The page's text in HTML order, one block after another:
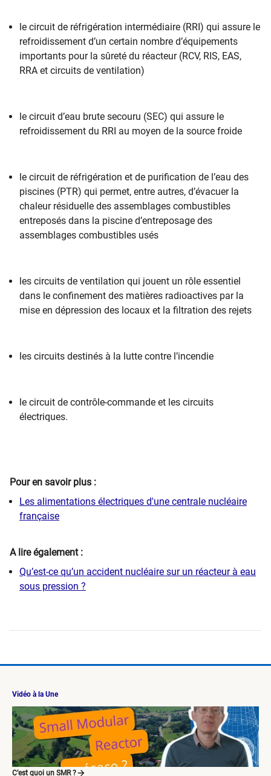
le circuit de réfrigération intermédiaire (RRI) qui assure le
refroidissement d’un certain nombre d’équipements
importants pour la sûreté du réacteur (RCV, RIS, EAS,
RRA et circuits de ventilation)
le circuit d’eau brute secouru (SEC) qui assure le
refroidissement du RRI au moyen de la source froide
le circuit de réfrigération et de purification de l’eau des
piscines (PTR) qui permet, entre autres, d’évacuer la
chaleur résiduelle des assemblages combustibles
entreposés dans la piscine d’entreposage des
assemblages combustibles usés
les circuits de ventilation qui jouent un rôle essentiel
dans le confinement des matières radioactives par la
mise en dépression des locaux et la filtration des rejets
les circuits destinés à la lutte contre l’incendie
le circuit de contrôle-commande et les circuits
électriques.
Pour en savoir plus :
Les alimentations électriques d'une centrale nucléaire
française
A lire également :
Qu’est-ce qu’un accident nucléaire sur un réacteur à eau
sous pression ?
Vidéo à la Une
C’est quoi un SMR ?